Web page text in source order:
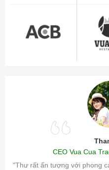
CEO Vua Cua
"Thư rất ấn tượng với phong
sóc